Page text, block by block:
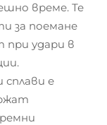
време. Те
за поемане
при удари в
е